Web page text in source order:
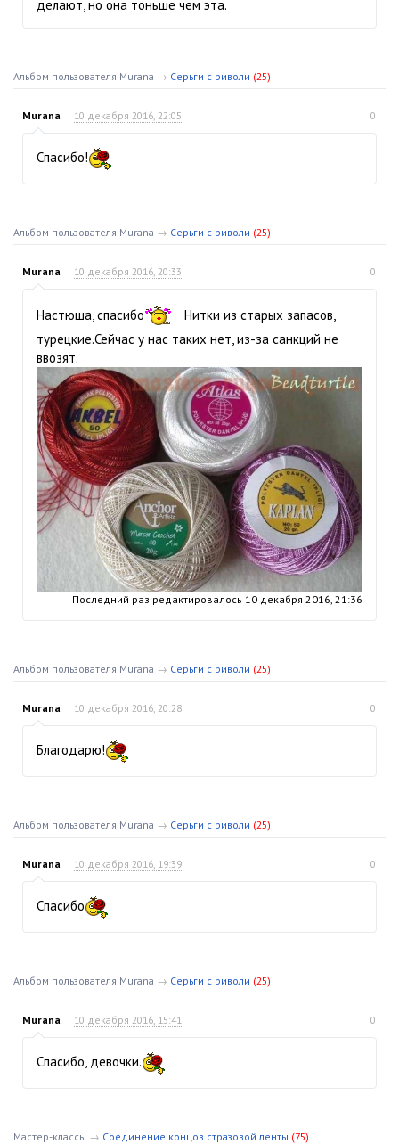
делают, но она тоньше чем эта.
Альбом пользователя Murana → Серьги с риволи (25)
Murana 10 декабря 2016, 22:05 0
Спасибо!
Альбом пользователя Murana → Серьги с риволи (25)
Murana 10 декабря 2016, 20:33 0
Настюша, спасибо
Нитки из старых запасов,
турецкие.Сейчас у нас таких нет, из-за санкций не
ввозят.
Последний раз редактировалось 10 декабря 2016, 21:36
Альбом пользователя Murana → Серьги с риволи (25)
Murana 10 декабря 2016, 20:28 0
Благодарю!
Альбом пользователя Murana → Серьги с риволи (25)
Murana 10 декабря 2016, 19:39 0
Спасибо
Альбом пользователя Murana → Серьги с риволи (25)
Murana 10 декабря 2016, 15:41 0
Спасибо, девочки.
Мастер-классы → Соединение концов стразовой ленты (75)